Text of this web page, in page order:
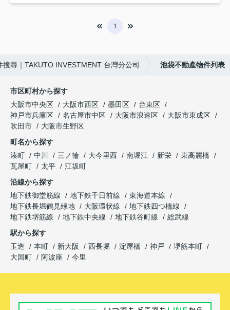
1
尋｜TAKUTO INVESTMENT 台灣分公司 池袋不動產物件列表
市区町村から探す
大阪市中央区
大阪市西区 墨田区
台東区
神戸市兵庫区
名古屋市中区 大阪市浪速区
大阪市東成区
吹田市
大阪市生野区
町名から探す
湊町
中川 三ノ輪 大今里西 南堀江 新栄
東高麗橋
瓦屋町
太平
江坂町
沿線から探す
地下鉄御堂筋線
地下鉄千日前線
東海道本線
地下鉄長堀鶴見緑地
大阪環状線
地下鉄四つ橋線
地下鉄堺筋線
地下鉄中央線 地下鉄谷町線
総武線
駅から探す
玉造
本町 新大阪 西長堀 淀屋橋 神戸
堺筋本町
大国町
阿波座 今里